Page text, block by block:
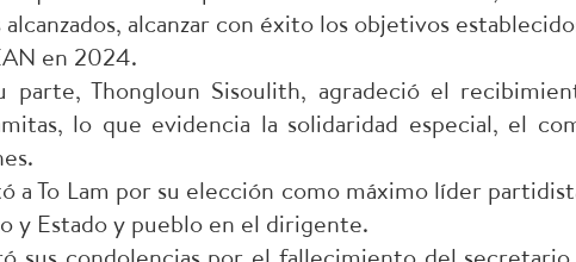
alcanzar con éxito los objetivos
en 2024.
parte, Thongloun Sisoulith, agradeció el
lo que evidencia la solidaridad especial, el
a To Lam por su elección como máximo líder
y Estado y pueblo en el dirigente.